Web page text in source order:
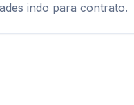
indo para contrato.